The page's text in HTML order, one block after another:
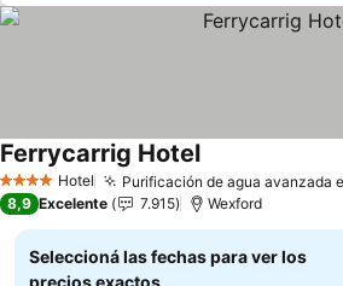
4 EstrellasHotel Purificación de agua avanzada
Ferrycarrig HotelVer precios
8,9 Excelente 7.915 Wexford
Seleccioná las fechas para ver los
precios exactos